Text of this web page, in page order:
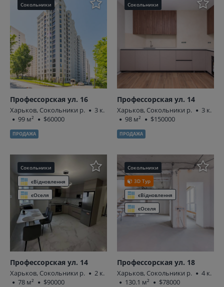
Сокольники
Профессорская ул. 16
Харьков, Сокольники р.
3 к.
99 м²
$60000
ПРОДАЖА
Сокольники
Профессорская ул. 14
Харьков, Сокольники р.
3 к.
98 м²
$150000
ПРОДАЖА
Сокольники
єВідновлення
єОселя
Профессорская ул. 14
Харьков, Сокольники р.
2 к.
78 м²
$90000
Сокольники
3D Тур
єВідновлення
єОселя
Профессорская ул. 18
Харьков, Сокольники р.
4 к.
130.1 м²
$78000